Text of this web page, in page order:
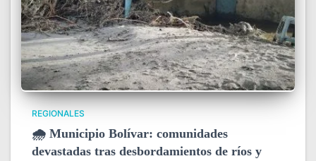
REGIONALES
🌧️ Municipio Bolívar: comunidades
devastadas tras desbordamientos de ríos y